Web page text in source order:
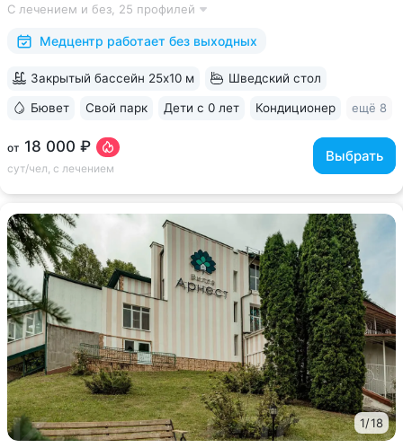
квалификации • Более 1000 видов диагностики и ДНК-
исследований. Есть диагностика...
С лечением и без, 25 профилей
Медцентр работает без выходных
от 18 000 ₽
сут/чел, с лечением
Выбрать
Закрытый бассейн 25x10 м Шведский стол
Бювет Свой парк Дети с 0 лет Кондиционер ещё 8
1/18